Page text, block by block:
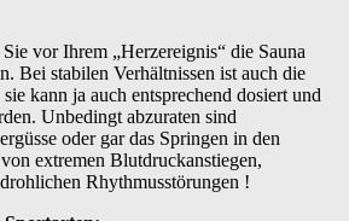
vor Ihrem „Herzereignis“ die Sauna
Bei stabilen Verhältnissen ist auch die
kann ja auch entsprechend dosiert und
Unbedingt abzuraten sind
oder gar das Springen in den
extremen Blutdruckanstiegen,
Rhythmusstörungen !